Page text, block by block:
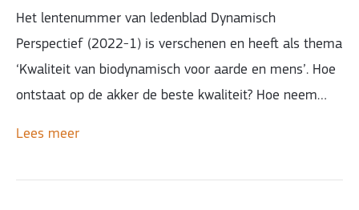
Het lentenummer van ledenblad Dynamisch
Perspectief (2022-1) is verschenen en heeft als thema
‘Kwaliteit van biodynamisch voor aarde en mens’. Hoe
ontstaat op de akker de beste kwaliteit? Hoe neem…
Lees meer